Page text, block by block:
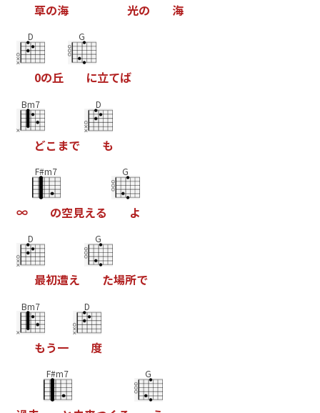
草の海 光の 海
D
0の丘
G
に立てば
Bm7
どこ まで
D
も
∞
F#m7
の空見える
G
よ
D
最初遭え
G
た場所で
Bm7
もう一
D
度
F#m7 G